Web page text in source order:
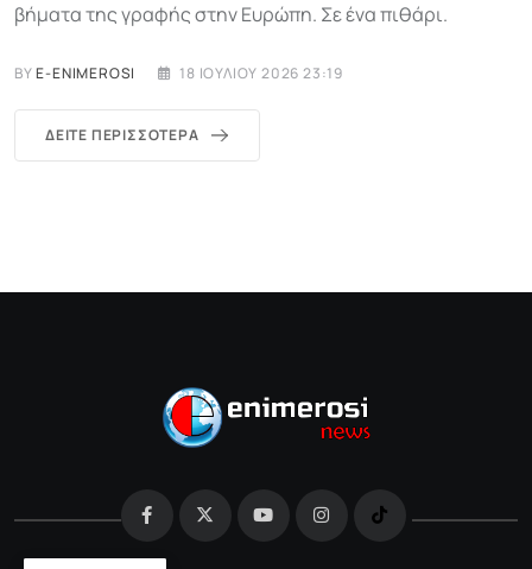
βήματα της γραφής στην Ευρώπη. Σε ένα πιθάρι.
BYE-ENIMEROSI 18 ΙΟΥΛΊΟΥ 2026 23:19
ΔΕΊΤΕ ΠΕΡΙΣΣΌΤΕΡΑ